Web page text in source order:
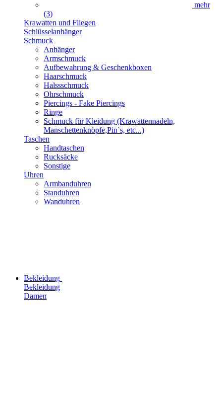
mehr
(3)
Krawatten und Fliegen
Schlüsselanhänger
Schmuck
Anhänger
Armschmuck
Aufbewahrung & Geschenkboxen
Haarschmuck
Halssschmuck
Ohrschmuck
Piercings - Fake Piercings
Ringe
Schmuck für Kleidung (Krawattennadeln,
Manschettenknöpfe,Pin´s, etc...)
Taschen
Handtaschen
Rucksäcke
Sonstige
Uhren
Armbanduhren
Standuhren
Wanduhren
Bekleidung
Bekleidung
Damen